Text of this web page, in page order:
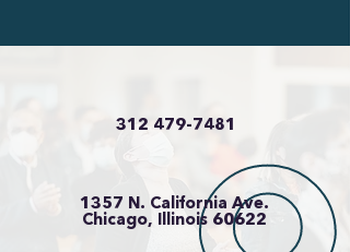
312 479-7481
1357 N. California Ave.
Chicago, Illinois 60622